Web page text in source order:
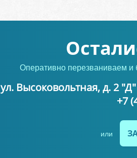
Оперативно перезваниваем и
ул. Высоковольтная, д. 2 "Д"
+7
или